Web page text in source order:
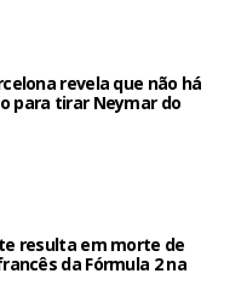
revela que não há
para tirar Neymar do
resulta em morte de
da Fórmula 2 na